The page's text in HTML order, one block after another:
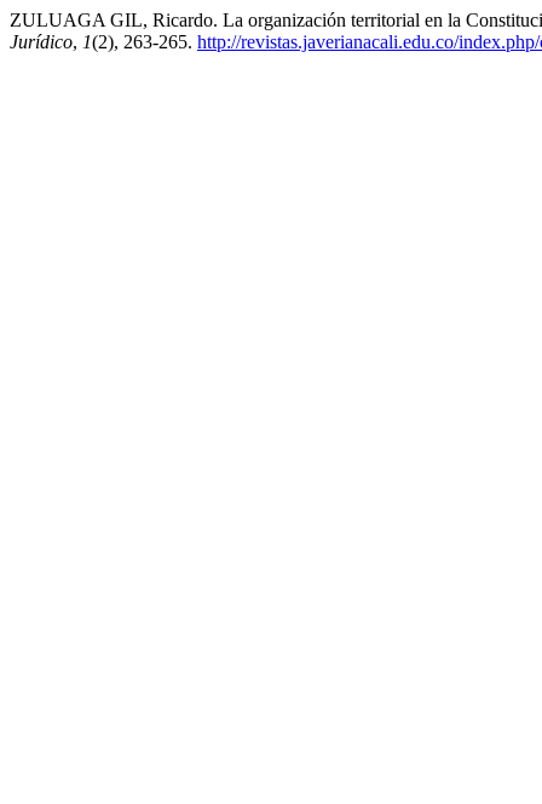
ZULUAGA GIL, Ricardo. La organización territorial en la
Jurídico, 1(2), 263-265. http://revistas.javerianacali.edu.co/